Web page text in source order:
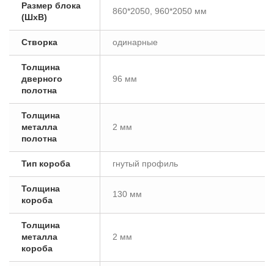
Размер блока
(ШxВ)
860*2050, 960*2050 мм
Створка одинарные
Толщина
дверного
полотна
96 мм
Толщина
металла
полотна
2 мм
Тип короба гнутый профиль
Толщина
короба
130 мм
Толщина
металла
короба
2 мм